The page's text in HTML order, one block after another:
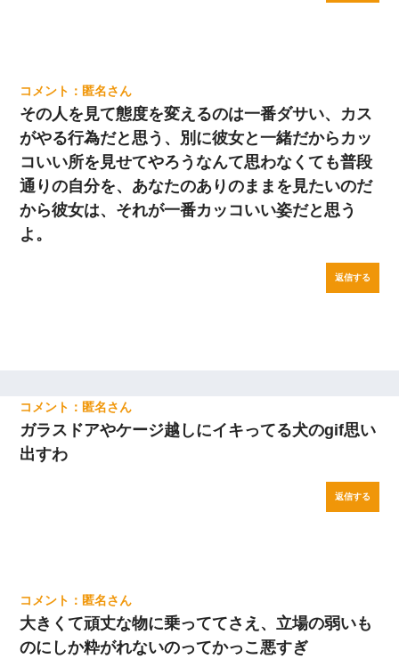
匿名
その人を見て態度を変えるのは一番ダサい、カス
がやる行為だと思う、別に彼女と一緒だからカッ
コいい所を見せてやろうなんて思わなくても普段
通りの自分を、あなたのありのままを見たいのだ
から彼女は、それが一番カッコいい姿だと思う
よ。
返信する
匿名
ガラスドアやケージ越しにイキってる犬のgif思い
出すわ
返信する
匿名
大きくて頑丈な物に乗っててさえ、立場の弱いも
のにしか粋がれないのってかっこ悪すぎ